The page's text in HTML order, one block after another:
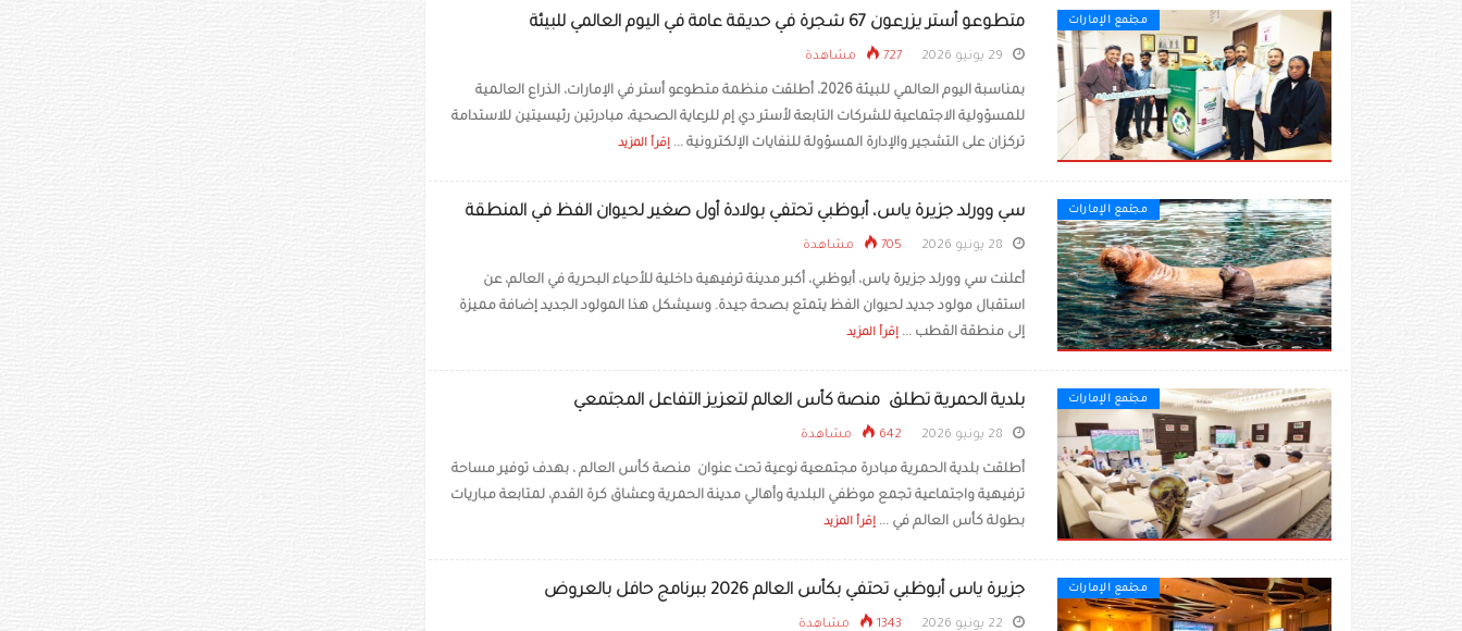
مجتمع الإمارات متطوعو أستر يزرعون 67 شجرة في حديقة عامة في اليوم العالمي للبيئة
727 مشاهدة
بمناسبة اليوم العالمي للبيئة 2026، أطلقت منظمة متطوعو أستر في الإمارات، الذراع العالمية
للمسؤولية الاجتماعية للشركات التابعة لأستر دي إم للرعاية الصحية، مبادرتين رئيسيتين للاستدامة
تركزان على التشجير والإدارة المسؤولة للنفايات الإلكترونية ... إقرأ المزيد
مجتمع الإمارات سي وورلد جزيرة ياس، أبوظبي تحتفي بولادة أول صغير لحيوان الفظ في المنطقة
705 مشاهدة
أعلنت سي وورلد جزيرة ياس، أبوظبي، أكبر مدينة ترفيهية داخلية للأحياء البحرية في العالم، عن
استقبال مولود جديد لحيوان الفظ يتمتع بصحة جيدة. وسيشكل هذا المولود الجديد إضافة مميزة
إلى منطقة القطب ... إقرأ المزيد
مجتمع الإمارات بلدية الحمرية تطلق منصة كأس العالم لتعزيز التفاعل المجتمعي
642 مشاهدة
أطلقت بلدية الحمرية مبادرة مجتمعية نوعية تحت عنوان منصة كأس العالم ، بهدف توفير مساحة
ترفيهية واجتماعية تجمع موظفي البلدية وأهالي مدينة الحمرية وعشاق كرة القدم، لمتابعة مباريات
بطولة كأس العالم في ... إقرأ المزيد
مجتمع الإمارات جزيرة ياس أبوظبي تحتفي بكأس العالم 2026 ببرنامج حافل بالعروض
1343 مشاهدة